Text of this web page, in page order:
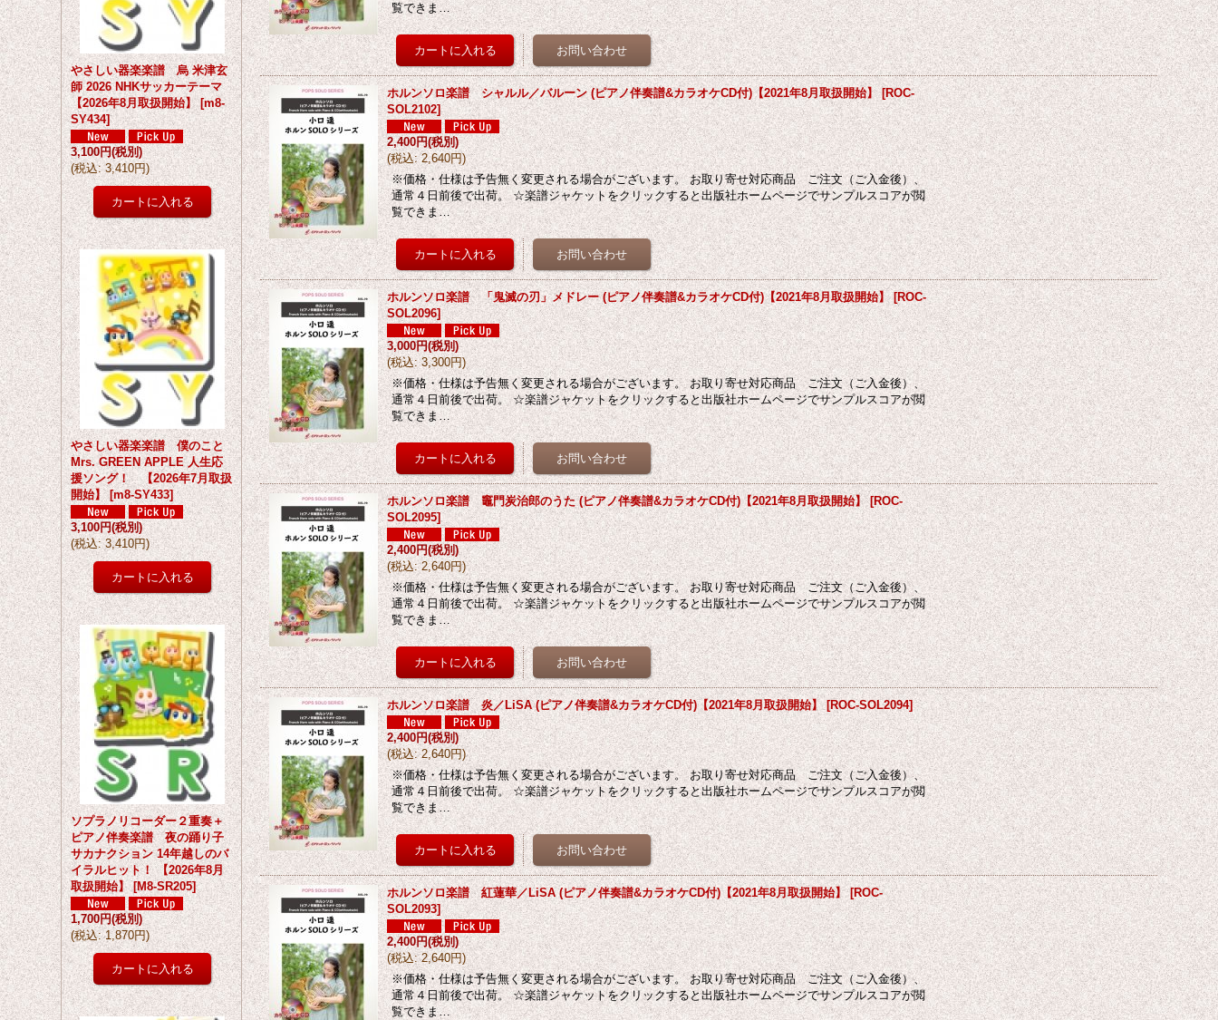
やさしい器楽楽譜 烏 米津玄
師 2026 NHKサッカーテーマ
【2026年8月取扱開始】 [m8-
SY434]
3,100円(税別)
(税込: 3,410円)
やさしい器楽楽譜 僕のこと
Mrs. GREEN APPLE 人生応
援ソング！ 【2026年7月取扱
開始】 [m8-SY433]
3,100円(税別)
(税込: 3,410円)
ソプラノリコーダー２重奏＋
ピアノ伴奏楽譜 夜の踊り子
サカナクション 14年越しのバ
イラルヒット！ 【2026年8月
取扱開始】 [M8-SR205]
1,700円(税別)
(税込: 1,870円)
覧できま…
ホルンソロ楽譜 シャルル／バルーン (ピアノ伴奏譜&カラオケCD付)【2021年8月取扱開始】 [ROC-
SOL2102]
2,400円(税別)
(税込: 2,640円)
※価格・仕様は予告無く変更される場合がございます。 お取り寄せ対応商品 ご注文（ご入金後）、
通常４日前後で出荷。 ☆楽譜ジャケットをクリックすると出版社ホームページでサンプルスコアが閲
覧できま…
ホルンソロ楽譜 「鬼滅の刃」メドレー (ピアノ伴奏譜&カラオケCD付)【2021年8月取扱開始】 [ROC-
SOL2096]
3,000円(税別)
(税込: 3,300円)
※価格・仕様は予告無く変更される場合がございます。 お取り寄せ対応商品 ご注文（ご入金後）、
通常４日前後で出荷。 ☆楽譜ジャケットをクリックすると出版社ホームページでサンプルスコアが閲
覧できま…
ホルンソロ楽譜 竈門炭治郎のうた (ピアノ伴奏譜&カラオケCD付)【2021年8月取扱開始】 [ROC-
SOL2095]
2,400円(税別)
(税込: 2,640円)
※価格・仕様は予告無く変更される場合がございます。 お取り寄せ対応商品 ご注文（ご入金後）、
通常４日前後で出荷。 ☆楽譜ジャケットをクリックすると出版社ホームページでサンプルスコアが閲
覧できま…
ホルンソロ楽譜 炎／LiSA (ピアノ伴奏譜&カラオケCD付)【2021年8月取扱開始】 [ROC-SOL2094]
2,400円(税別)
(税込: 2,640円)
※価格・仕様は予告無く変更される場合がございます。 お取り寄せ対応商品 ご注文（ご入金後）、
通常４日前後で出荷。 ☆楽譜ジャケットをクリックすると出版社ホームページでサンプルスコアが閲
覧できま…
ホルンソロ楽譜 紅蓮華／LiSA (ピアノ伴奏譜&カラオケCD付)【2021年8月取扱開始】 [ROC-
SOL2093]
2,400円(税別)
(税込: 2,640円)
※価格・仕様は予告無く変更される場合がございます。 お取り寄せ対応商品 ご注文（ご入金後）、
通常４日前後で出荷。 ☆楽譜ジャケットをクリックすると出版社ホームページでサンプルスコアが閲
覧できま…